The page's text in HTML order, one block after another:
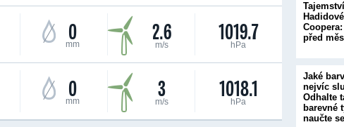
0
mm 2.6
m/s 1019.7
hPa
0
mm 3
m/s 1018.1
hPa
před
Jaké
nejvíc
Odhalte
barevné
naučte